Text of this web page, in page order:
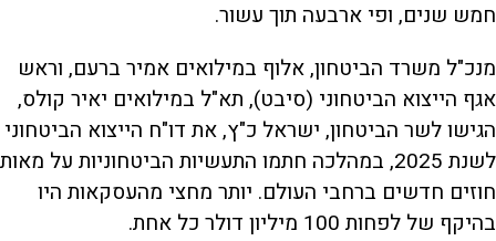
חמש שנים, ופי ארבעה תוך עשור.
מנכ"ל משרד הביטחון, אלוף במילואים אמיר ברעם, וראש
אגף הייצוא הביטחוני (סיבט), תא"ל במילואים יאיר קולס,
הגישו לשר הביטחון, ישראל כ"ץ, את דו"ח הייצוא הביטחוני
לשנת 2025, במהלכה חתמו התעשיות הביטחוניות על מאות
חוזים חדשים ברחבי העולם. יותר מחצי מהעסקאות היו
בהיקף של לפחות 100 מיליון דולר כל אחת.